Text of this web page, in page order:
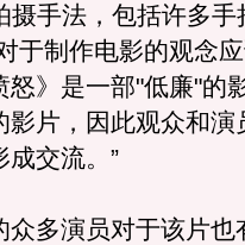
摄手法，包括许多
于制作电影的观念
怒》是一部"低廉"的
片，因此观众和演
交流。”
多演员对于该片也